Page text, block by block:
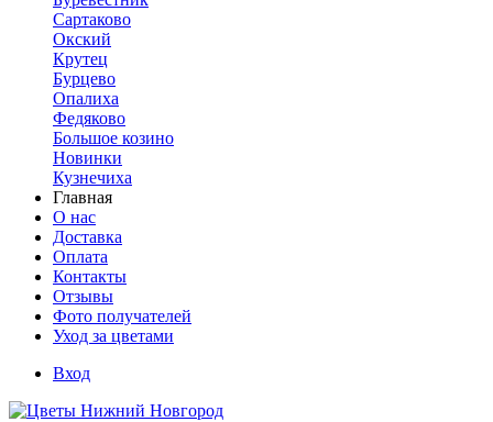
Сартаково
Окский
Крутец
Бурцево
Опалиха
Федяково
Большое козино
Новинки
Кузнечиха
Главная
О нас
Доставка
Оплата
Контакты
Отзывы
Фото получателей
Уход за цветами
Вход